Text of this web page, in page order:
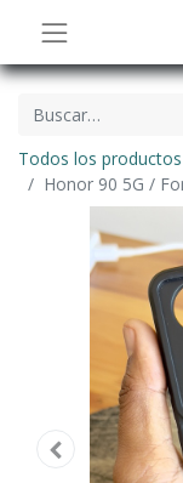
Todos los productos
Honor 90 5G /